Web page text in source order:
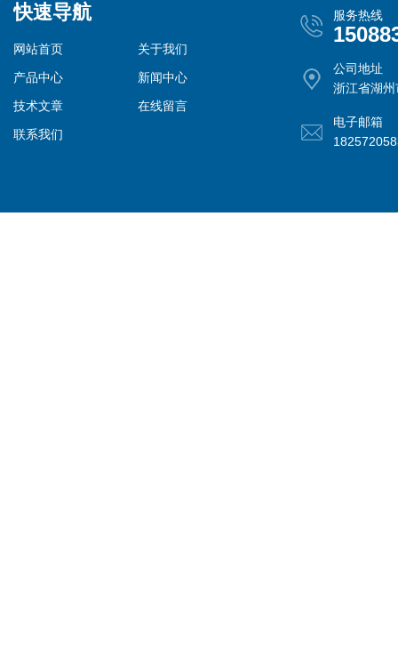
快速导航
网站首页
关于我们
产品中心
新闻中心
技术文章
在线留言
联系我们
服务热线
公司地址
浙江省湖
电子邮箱